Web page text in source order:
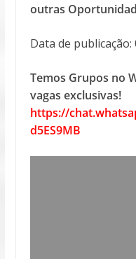
outras
Data de publicação:
Temos Grupos no
vagas exclusivas!
https://
d5ES9MB